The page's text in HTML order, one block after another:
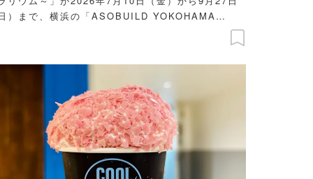
）まで、横浜の「ASOBUILD YOKOHAMA
」にて開催中。イベントを一足先に体験してき
ッツエンジョイ東京編集部が、会場の様子や限定
ューを詳しくご紹介します！会場の様子は、記事